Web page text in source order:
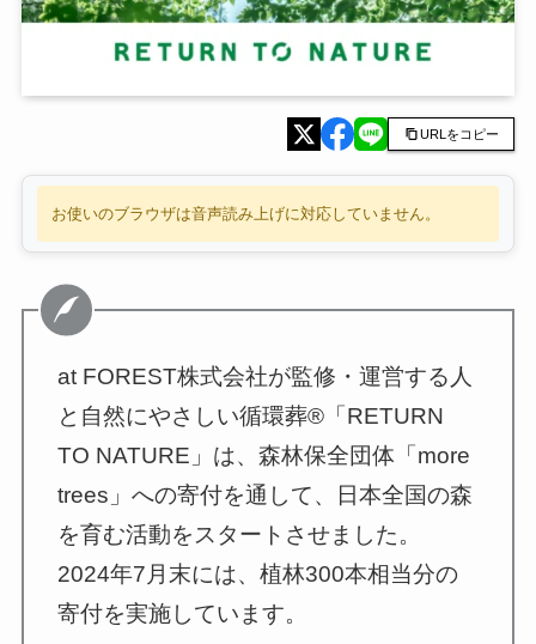
URLをコピー
お使いのブラウザは音声読み上げに対応していません。
at FOREST株式会社が監修・運営する人
と自然にやさしい循環葬®︎「RETURN
TO NATURE」は、森林保全団体「more
trees」への寄付を通して、日本全国の森
を育む活動をスタートさせました。
2024年7月末には、植林300本相当分の
寄付を実施しています。